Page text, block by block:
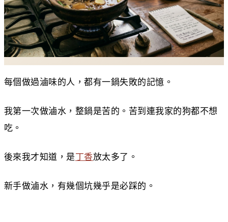
每個做過滷味的人，都有一鍋失敗的記憶。
我第一次做滷水，整鍋是苦的。苦到連我家的狗都不想
吃。
後來我才知道，是丁香放太多了。
新手做滷水，有幾個坑幾乎是必踩的。